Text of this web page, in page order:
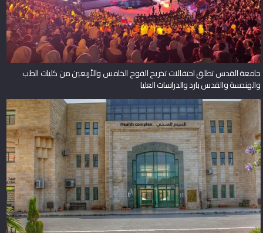
جامعة القدس تطلق احتفالات تخريج الفوج الخامس والأربعين من كليات الطب
والهندسة والقدس بارد والدراسات العليا